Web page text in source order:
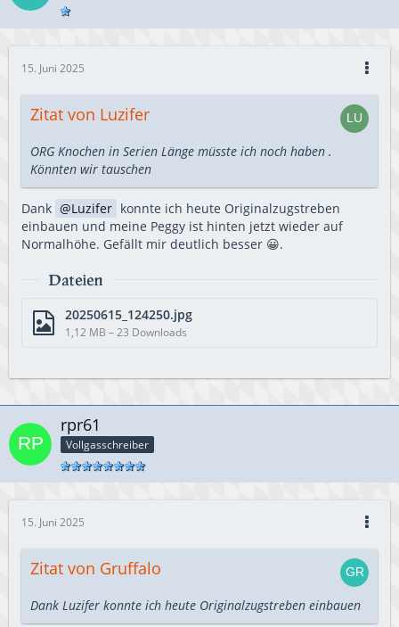
15. Juni 2025
Zitat von Luzifer
ORG Knochen in Serien Länge müsste ich noch haben .
Könnten wir tauschen
Dank Luzifer konnte ich heute Originalzugstreben
einbauen und meine Peggy ist hinten jetzt wieder auf
Normalhöhe. Gefällt mir deutlich besser 😀.
Dateien
20250615_124250.jpg
1,12 MB – 23 Downloads
rpr61
Vollgasschreiber
15. Juni 2025
Zitat von Gruffalo
Dank Luzifer konnte ich heute Originalzugstreben einbauen